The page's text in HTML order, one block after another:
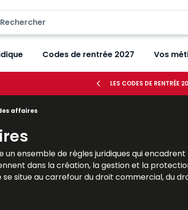
Codes de rentrée 2027 Vos
LES CODES DE RENTRÉE
affaires
un ensemble de règles juridiques qui
dans la création, la gestion et la
situe au carrefour du droit commercial, du
du monde des affaires. Pour les
juridiques. Pour les praticiens et les